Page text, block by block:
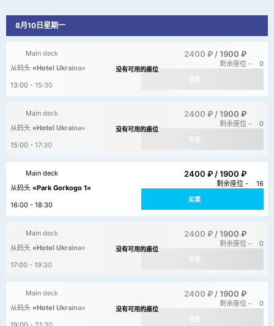
8月10日星期一
Main deck
从码头 «Hotel Ukraina»
13:00 - 15:30
剩余座位 - 0
2400 ₽ /1900 ₽
Main deck
从码头 «Hotel Ukraina»
15:00 - 17:30
剩余座位 - 0
2400 ₽ /1900 ₽
Main deck
从码头 «Park Gorkogo 1»
16:00 - 18:30
买票
剩余座位 - 16
2400 ₽ /1900 ₽
Main deck
从码头 «Hotel Ukraina»
17:00 - 19:30
剩余座位 - 0
2400 ₽ /1900 ₽
Main deck
从码头 «Hotel Ukraina»
剩余座位 - 0
2400 ₽ /1900 ₽